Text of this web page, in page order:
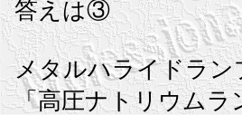
答えは③
メタルハライドラ
「高圧ナトリウムラ